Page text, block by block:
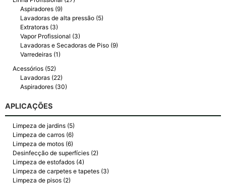
Aspiradores (9)
Lavadoras de alta pressão (5)
Extratoras (3)
Vapor Profissional (3)
Lavadoras e Secadoras de Piso (9)
Varredeiras (1)
Acessórios (52)
Lavadoras (22)
Aspiradores (30)
APLICAÇÕES
Limpeza de jardins (5)
Limpeza de carros (6)
Limpeza de motos (6)
Desinfecção de superfícies (2)
Limpeza de estofados (4)
Limpeza de carpetes e tapetes (3)
Limpeza de pisos (2)